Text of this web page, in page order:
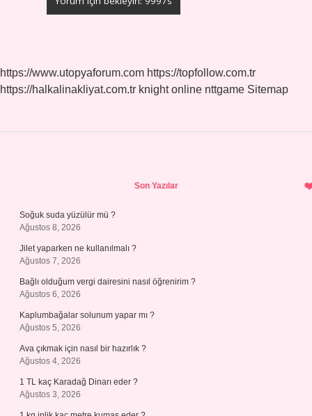
https://www.utopyaforum.com https://topfollow.com.tr
https://halkalinakliyat.com.tr knight online nttgame Sitemap
Son Yazılar
Soğuk suda yüzülür mü ?
Ağustos 8, 2026
Jilet yaparken ne kullanılmalı ?
Ağustos 7, 2026
Bağlı olduğum vergi dairesini nasıl öğrenirim ?
Ağustos 6, 2026
Kaplumbağalar solunum yapar mı ?
Ağustos 5, 2026
Ava çıkmak için nasıl bir hazırlık ?
Ağustos 4, 2026
1 TL kaç Karadağ Dinarı eder ?
Ağustos 3, 2026